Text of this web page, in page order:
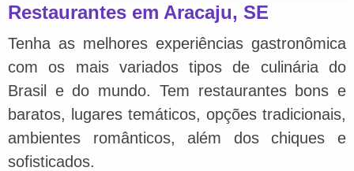
Restaurantes em Aracaju, SE
Tenha as melhores experiências gastronômica
com os mais variados tipos de culinária do
Brasil e do mundo. Tem restaurantes bons e
baratos, lugares temáticos, opções tradicionais,
ambientes românticos, além dos chiques e
sofisticados.